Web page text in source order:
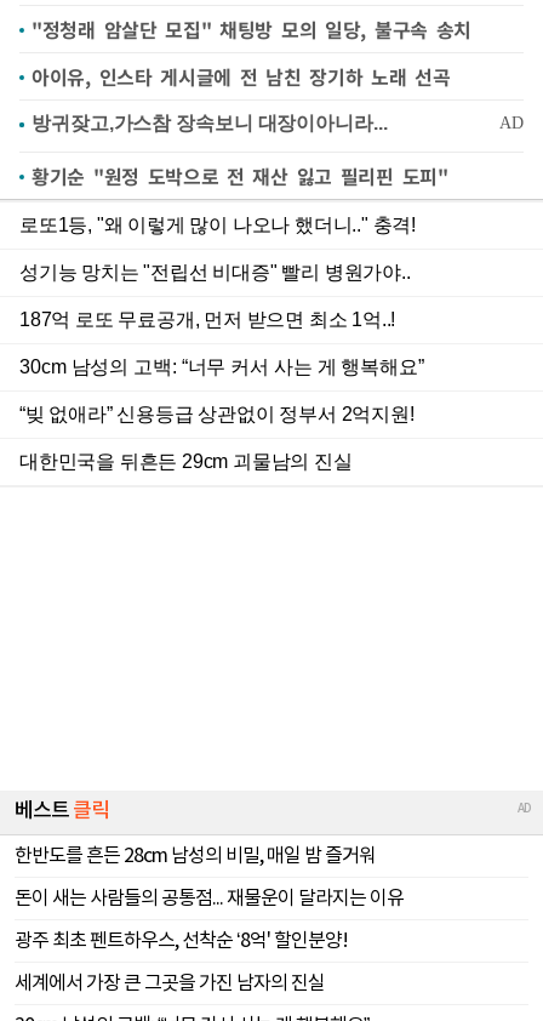
"정청래 암살단 모집" 채팅방 모의 일당, 불구속 송치
아이유, 인스타 게시글에 전 남친 장기하 노래 선곡
황기순 "원정 도박으로 전 재산 잃고 필리핀 도피"